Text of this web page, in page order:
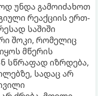
უნდა გამოიძახოთ
რეაქციის ერთ-
საშიში
შოკი, რომელიც
მწერის
სწრაფად იზრდება,
სადაც არ